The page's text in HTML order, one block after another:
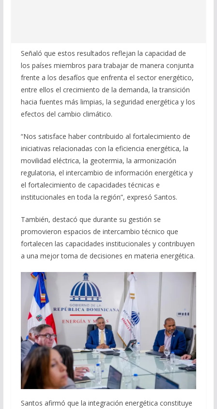
Señaló que estos resultados reflejan la capacidad de
los países miembros para trabajar de manera conjunta
frente a los desafíos que enfrenta el sector energético,
entre ellos el crecimiento de la demanda, la transición
hacia fuentes más limpias, la seguridad energética y los
efectos del cambio climático.
“Nos satisface haber contribuido al fortalecimiento de
iniciativas relacionadas con la eficiencia energética, la
movilidad eléctrica, la geotermia, la armonización
regulatoria, el intercambio de información energética y
el fortalecimiento de capacidades técnicas e
institucionales en toda la región”, expresó Santos.
También, destacó que durante su gestión se
promovieron espacios de intercambio técnico que
fortalecen las capacidades institucionales y contribuyen
a una mejor toma de decisiones en materia energética.
Santos afirmó que la integración energética constituye